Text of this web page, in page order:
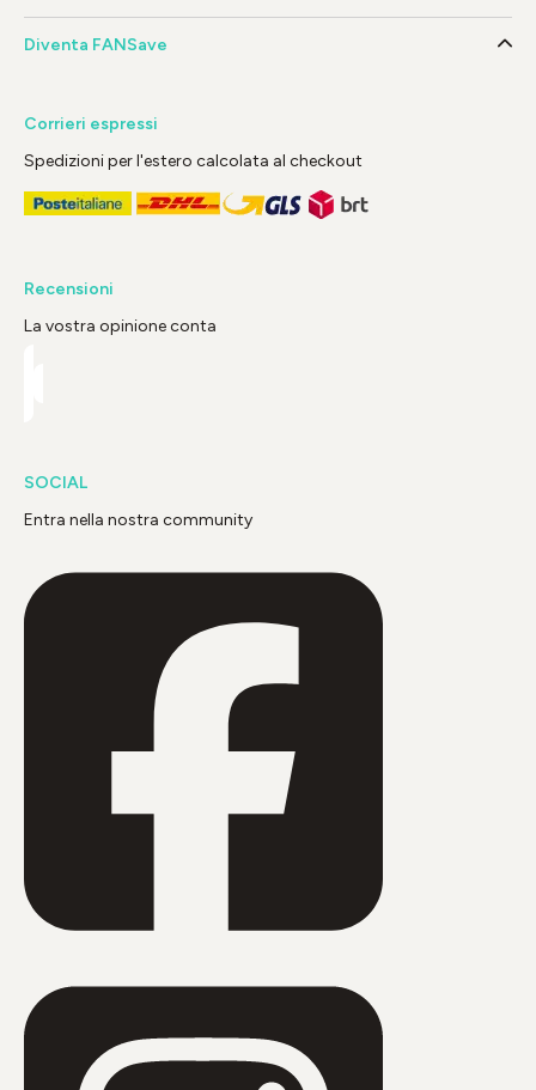
Diventa FANSave
Corrieri espressi
Spedizioni per l'estero calcolata al checkout
Recensioni
La vostra opinione conta
SOCIAL
Entra nella nostra community